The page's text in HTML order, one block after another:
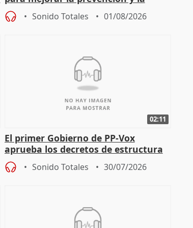
actuación frente a incendios
Sonido Totales 01/08/2026
02:11
El primer Gobierno de PP-Vox
aprueba los decretos de estructura
de sus consejerías
Sonido Totales 30/07/2026